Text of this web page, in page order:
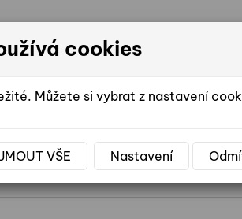
DOMOV
FOTOGALERIE
cookies
Můžete si vybrat z nastavení
VŠE Nastavení